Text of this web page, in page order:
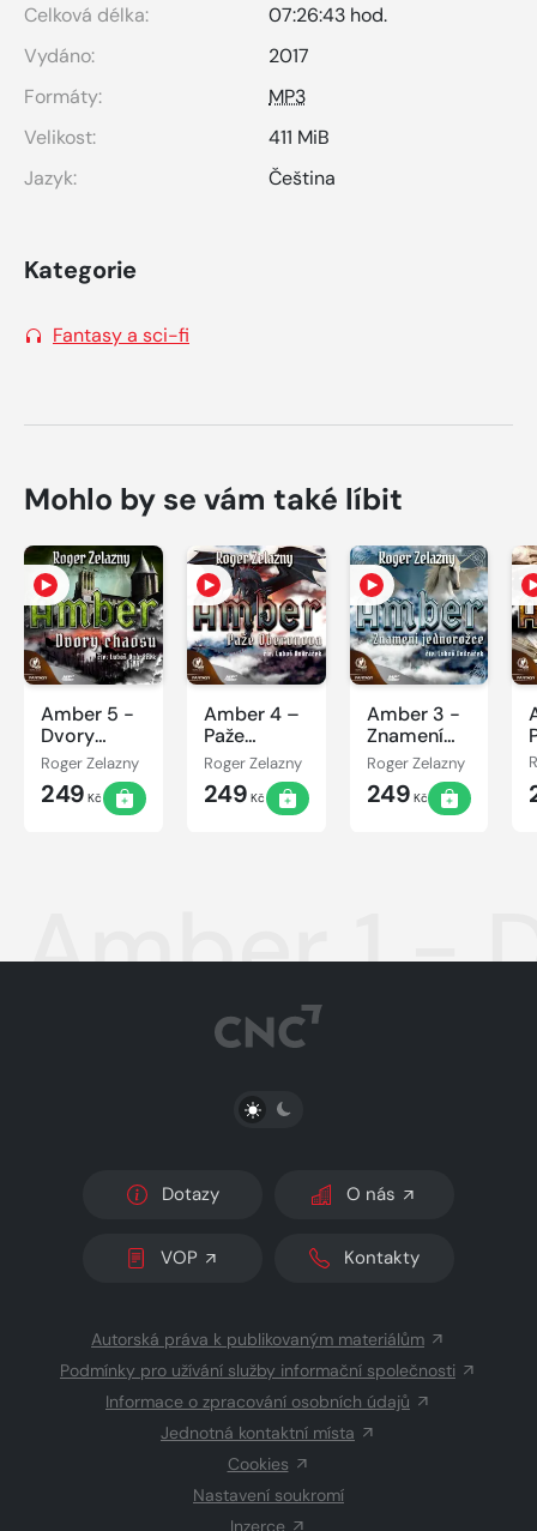
Celková délka:
07:26:43 hod.
Vydáno:
2017
Formáty:
MP3
Velikost:
411 MiB
Jazyk:
Čeština
Kategorie
Fantasy a sci-fi
Mohlo by se vám také líbit
Amber 5 -
Dvory
Chaosu
Roger Zelazny
249 Kč
Amber 4 –
Paže
Oberonova
Roger Zelazny
249 Kč
Amber 3 -
Znamení
jednorožce
Roger Zelazny
249 Kč
Amber 1 -
PŘEPNOUT SVĚTLÝ/TMAVÝ REŽIM
Dotazy O nás
VOP Kontakty
Autorská práva k publikovaným materiálům
Podmínky pro užívání služby informační společnosti
Informace o zpracování osobních údajů
Jednotná kontaktní místa
Cookies
Nastavení soukromí
Inzerce